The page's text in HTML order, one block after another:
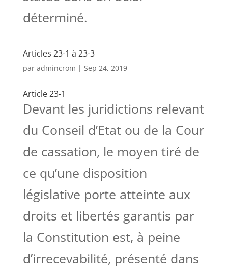
déterminé.
Articles 23-1 à 23-3
par admincrom | Sep 24, 2019
Article 23-1
Devant les juridictions relevant
du Conseil d’Etat ou de la Cour
de cassation, le moyen tiré de
ce qu’une disposition
législative porte atteinte aux
droits et libertés garantis par
la Constitution est, à peine
d’irrecevabilité, présenté dans